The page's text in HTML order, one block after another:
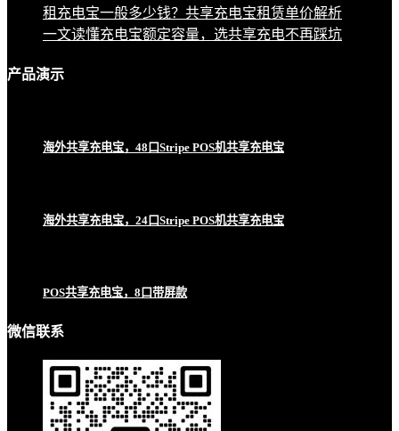
租充电宝一般多少钱？共享充电宝租赁单价解析
一文读懂充电宝额定容量，选共享充电不再踩坑
产品演示
海外共享充电宝，48口Stripe POS机共享充电宝
海外共享充电宝，24口Stripe POS机共享充电宝
POS共享充电宝，8口带屏款
微信联系